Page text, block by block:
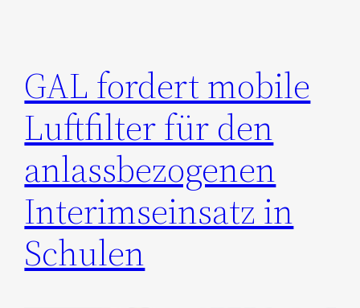
GAL fordert mobile
Luftfilter für den
anlassbezogenen
Interimseinsatz in
Schulen